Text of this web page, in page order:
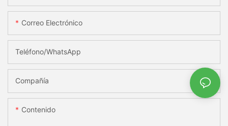
Correo Electrónico
Teléfono/WhatsApp
Compañía
Contenido